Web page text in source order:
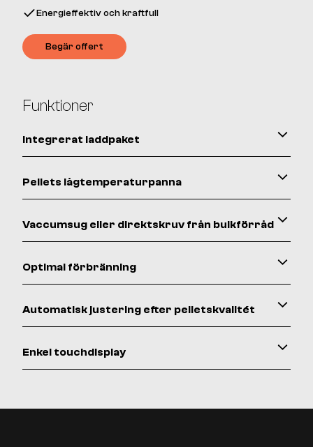
Energieffektiv och kraftfull
Begär offert
Funktioner
Integrerat laddpaket
Pellets lågtemperaturpanna
Vaccumsug eller direktskruv från bulkförråd
Optimal förbränning
Automatisk justering efter pelletskvalitét
Enkel touchdisplay